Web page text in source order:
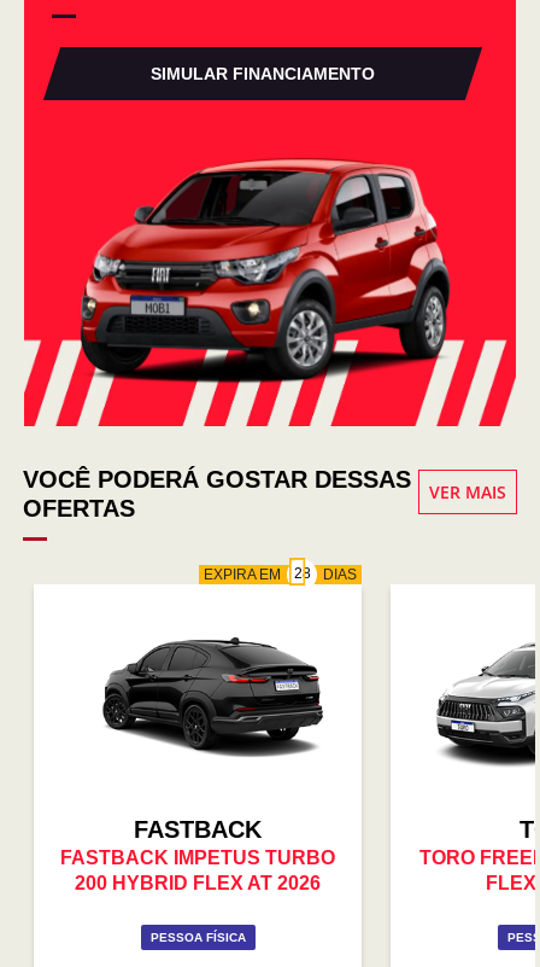
SIMULAR FINANCIAMENTO
VOCÊ PODERÁ GOSTAR DESSAS
OFERTAS
VER MAIS
EXPIRA EM DIAS
FASTBACK
FASTBACK IMPETUS TURBO
200 HYBRID FLEX AT 2026
PESSOA FÍSICA
TORO